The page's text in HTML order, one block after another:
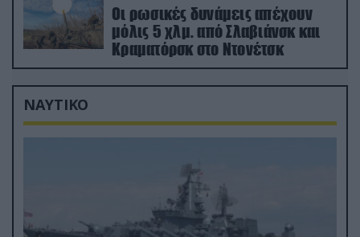
Οι ρωσικές δυνάμεις απέχουν
μόλις 5 χλμ. από Σλαβιάνσκ και
Κραματόρσκ στο Ντονέτσκ
ΝΑΥΤΙΚΟ